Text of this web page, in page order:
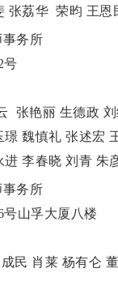
张荔华 荣昀 王
务所
艳丽 生德政 刘
魏慎礼 张述宏
李春晓 刘青 朱
务所
山孚大厦八楼
肖莱 杨有仑 董